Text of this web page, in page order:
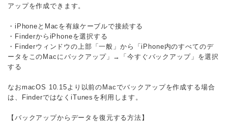
アップを作成できます。
・iPhoneとMacを有線ケーブルで接続する
・FinderからiPhoneを選択する
・Finderウィンドウの上部「一般」から「iPhone内のすべてのデ
ータをこのMacにバックアップ」→「今すぐバックアップ」を選択
する
なおmacOS 10.15より以前のMacでバックアップを作成する場合
は、FinderではなくiTunesを利用します。
【バックアップからデータを復元する方法】